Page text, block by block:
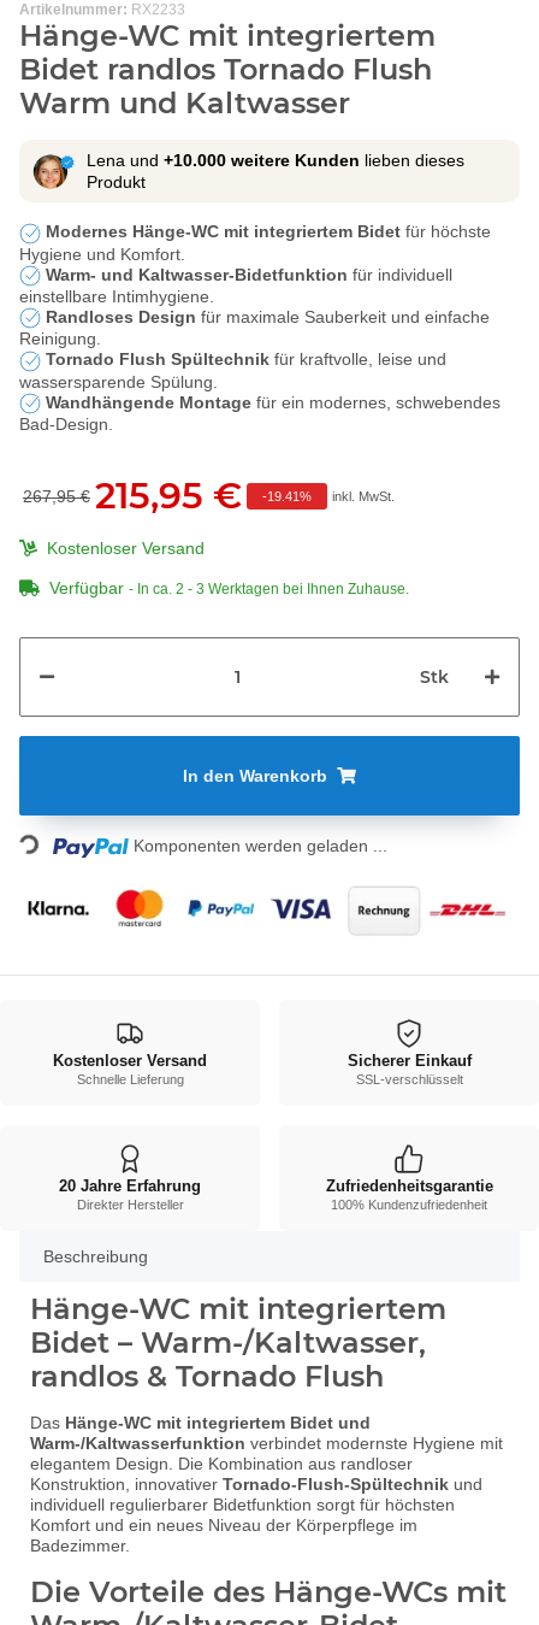
Artikelnummer: RX2233
Hänge-WC mit integriertem
Bidet randlos Tornado Flush
Warm und Kaltwasser
Lena und +10.000 weitere Kunden lieben dieses
Produkt
Modernes Hänge-WC mit integriertem Bidet für höchste
Hygiene und Komfort.
Warm- und Kaltwasser-Bidetfunktion für individuell
einstellbare Intimhygiene.
Randloses Design für maximale Sauberkeit und einfache
Reinigung.
Tornado Flush Spültechnik für kraftvolle, leise und
wassersparende Spülung.
Wandhängende Montage für ein modernes, schwebendes
Bad-Design.
267,95 € 215,95 € -19.41% inkl. MwSt.
Kostenloser Versand
Verfügbar - In ca. 2 - 3 Werktagen bei Ihnen Zuhause.
Stk
In den Warenkorb
Loading... Komponenten werden geladen ...
Kostenloser Versand
Schnelle Lieferung
Sicherer Einkauf
SSL-verschlüsselt
20 Jahre Erfahrung
Direkter Hersteller
Zufriedenheitsgarantie
100% Kundenzufriedenheit
Beschreibung
Hänge-WC mit integriertem
Bidet – Warm-/Kaltwasser,
randlos & Tornado Flush
Das Hänge-WC mit integriertem Bidet und
Warm-/Kaltwasserfunktion verbindet modernste Hygiene mit
elegantem Design. Die Kombination aus randloser
Konstruktion, innovativer Tornado-Flush-Spültechnik und
individuell regulierbarer Bidetfunktion sorgt für höchsten
Komfort und ein neues Niveau der Körperpflege im
Badezimmer.
Die Vorteile des Hänge-WCs mit